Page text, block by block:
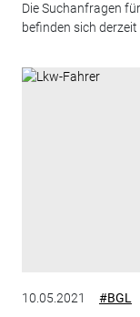
Die Suchanfragen
befinden sich
10.05.2021 #BGL